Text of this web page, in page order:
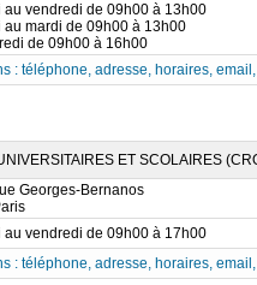
au vendredi de 09h00 à 13h00
au mardi de 09h00 à 13h00
de 09h00 à 16h00
: téléphone, adresse, horaires,
ET SCOLAIRES
Georges-Bernanos
au vendredi de 09h00 à 17h00
: téléphone, adresse, horaires,